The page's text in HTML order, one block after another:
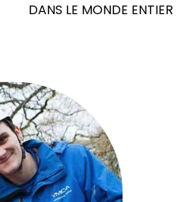
DANS LE MONDE ENTIER